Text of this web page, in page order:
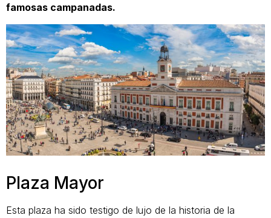
famosas campanadas.
Plaza Mayor
Esta plaza ha sido testigo de lujo de la historia de la